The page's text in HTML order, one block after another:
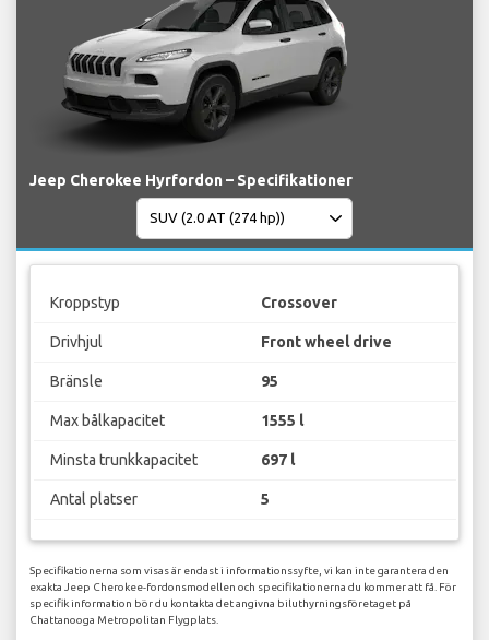
Jeep Cherokee Hyrfordon – Specifikationer
Kroppstyp Crossover
Drivhjul Front wheel drive
Bränsle 95
Max bålkapacitet 1555 l
Minsta trunkkapacitet 697 l
Antal platser 5
Specifikationerna som visas är endast i informationssyfte, vi kan inte garantera den
exakta Jeep Cherokee-fordonsmodellen och specifikationerna du kommer att få. För
specifik information bör du kontakta det angivna biluthyrningsföretaget på
Chattanooga Metropolitan Flygplats.